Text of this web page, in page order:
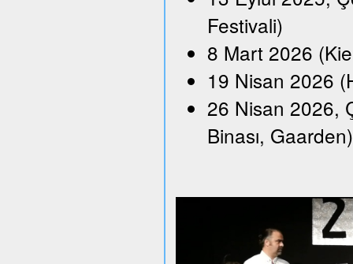
Festivali)
8 Mart 2026
19 Nisan 2026
26 Nisan 2026,
Binası, Gaarden)